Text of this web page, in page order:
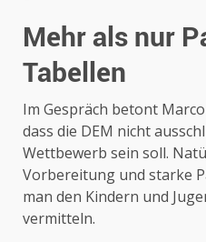
Mehr als nur
Tabellen
Im Gespräch betont
dass die DEM nicht
Wettbewerb sein soll.
Vorbereitung und starke
man den Kindern und
vermitteln.